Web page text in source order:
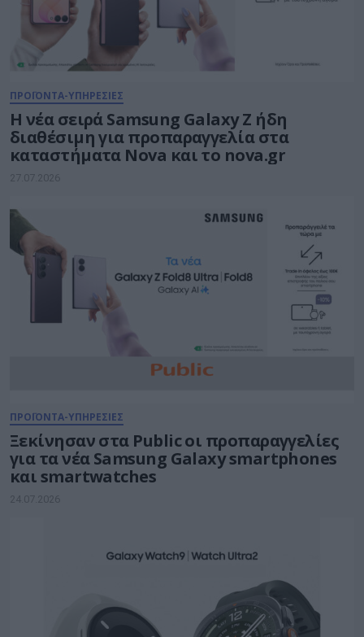
ΠΡΟΪΟΝΤΑ-ΥΠΗΡΕΣΙΕΣ
Η νέα σειρά Samsung Galaxy Ζ ήδη
διαθέσιμη για προπαραγγελία στα
καταστήματα Nova και το nova.gr
27.07.2026
ΠΡΟΪΟΝΤΑ-ΥΠΗΡΕΣΙΕΣ
Ξεκίνησαν στα Public οι προπαραγγελίες
για τα νέα Samsung Galaxy smartphones
και smartwatches
24.07.2026